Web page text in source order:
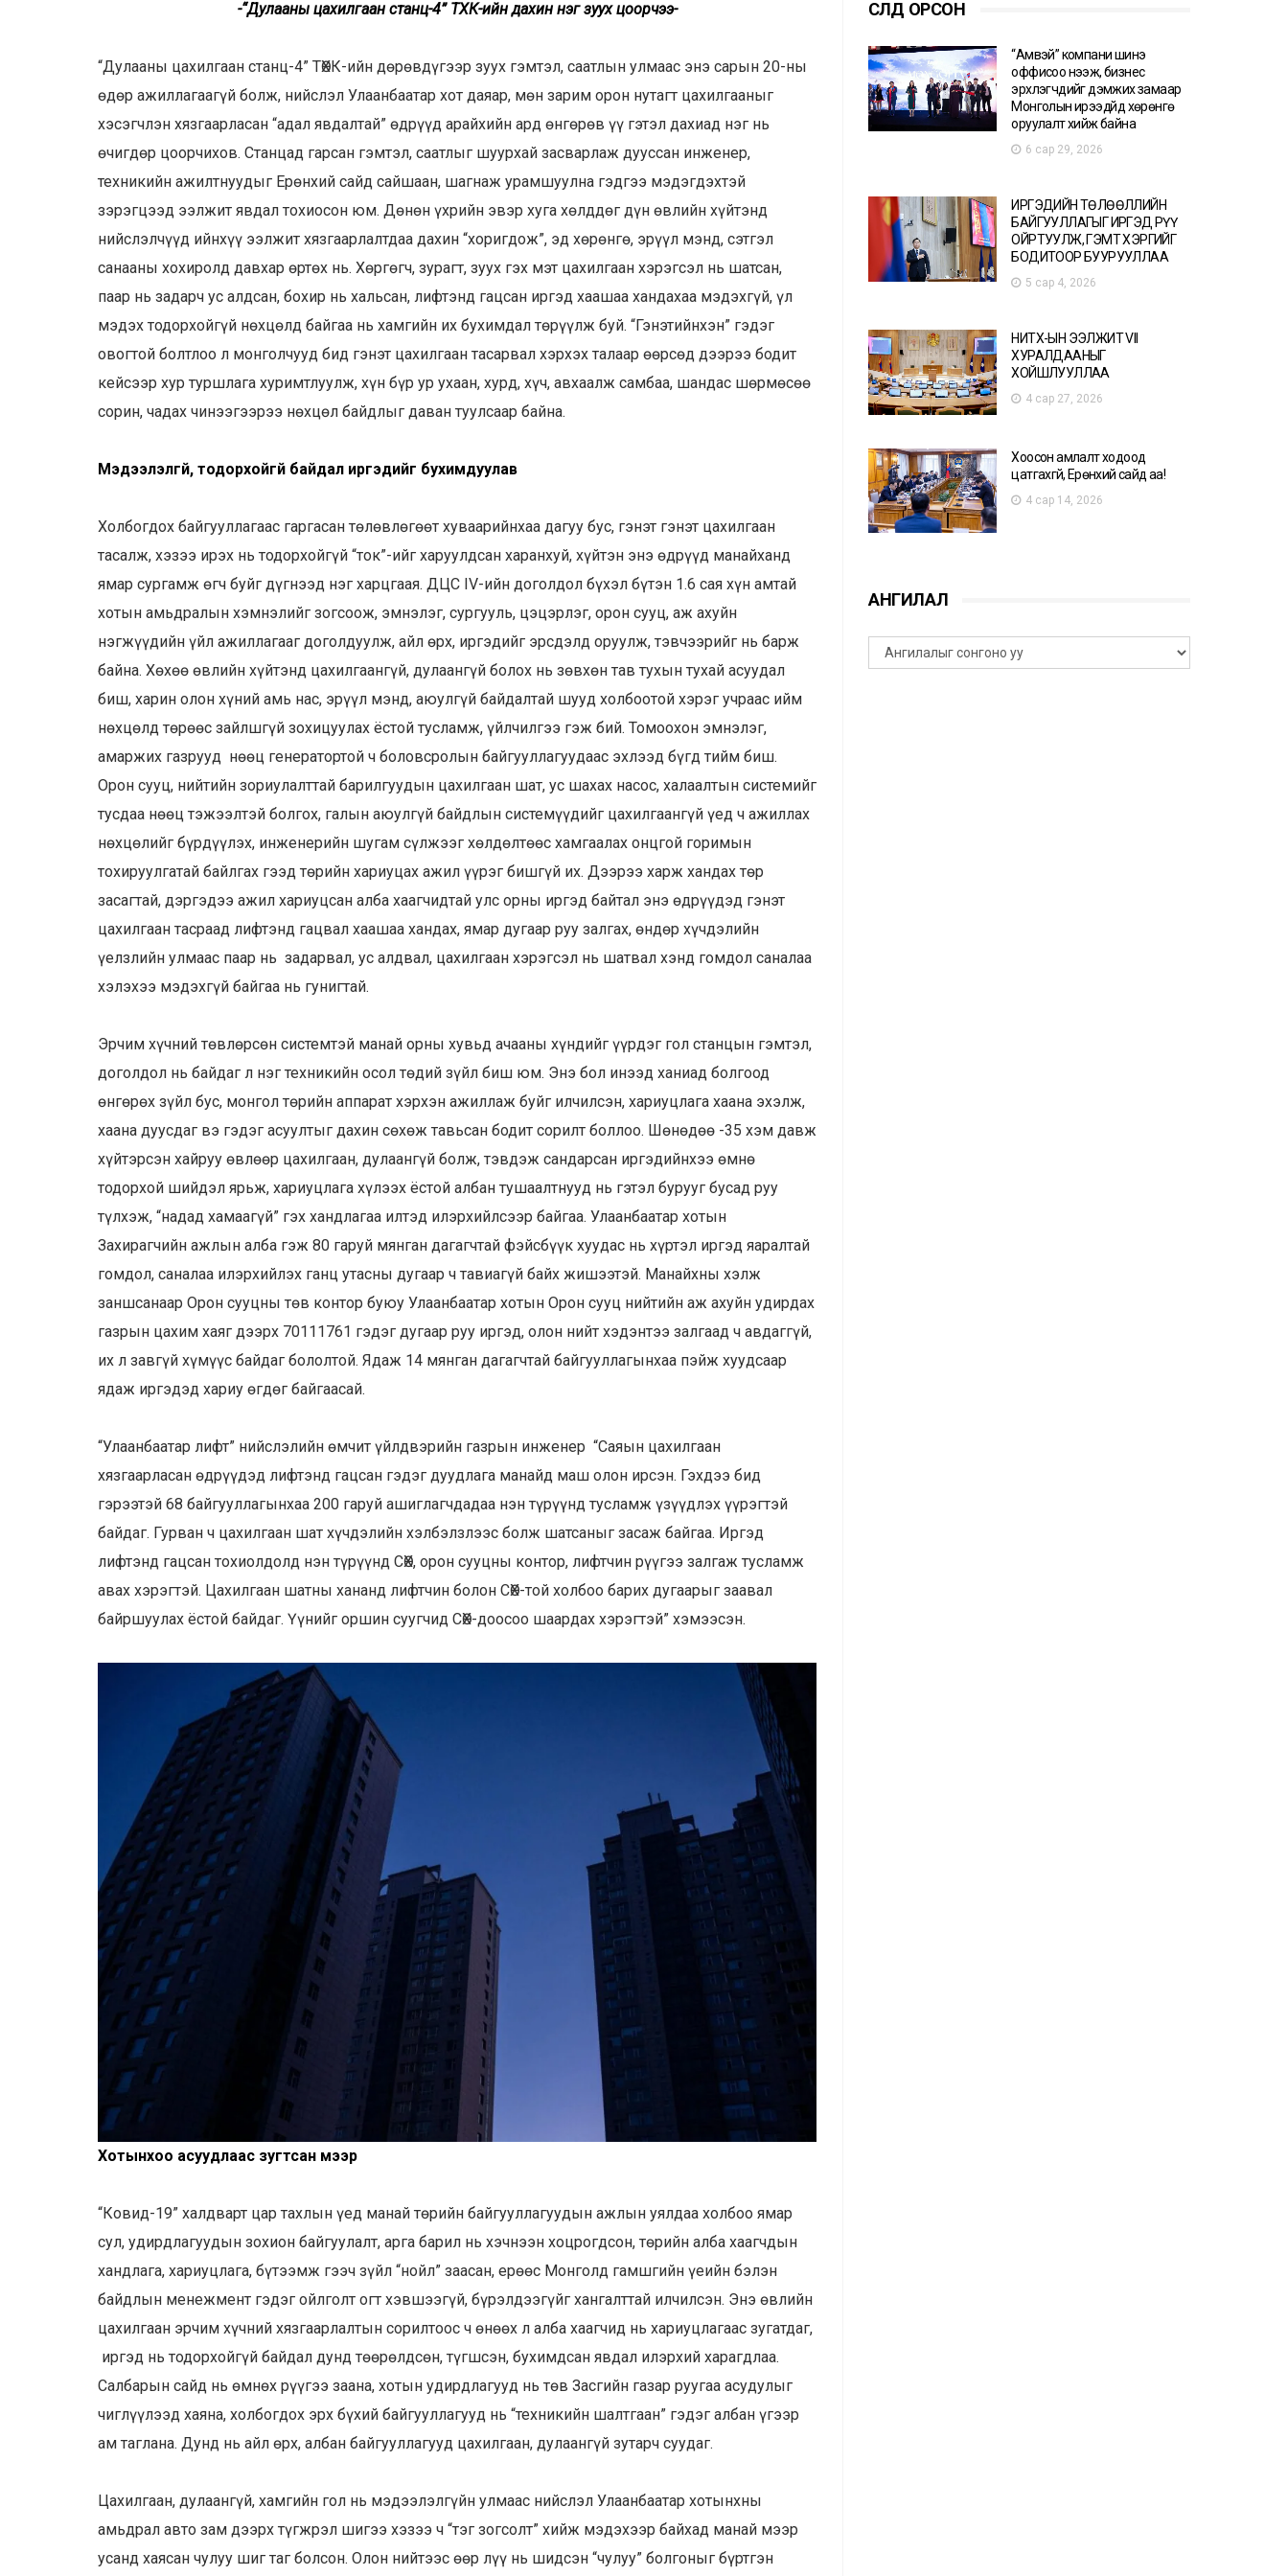
-“Дулааны цахилгаан станц-4” ТӨХК-ийн дахин нэг зуух цоорчээ-
“Дулааны цахилгаан станц-4” ТӨХК-ийн дөрөвдүгээр зуух гэмтэл, саатлын улмаас энэ сарын 20-ны
өдөр ажиллагаагүй болж, нийслэл Улаанбаатар хот даяар, мөн зарим орон нутагт цахилгааныг
хэсэгчлэн хязгаарласан “адал явдалтай” өдрүүд арайхийн ард өнгөрөв үү гэтэл дахиад нэг нь
өчигдөр цоорчихов. Станцад гарсан гэмтэл, саатлыг шуурхай засварлаж дууссан инженер,
техникийн ажилтнуудыг Ерөнхий сайд сайшаан, шагнаж урамшуулна гэдгээ мэдэгдэхтэй
зэрэгцээд ээлжит явдал тохиосон юм. Дөнөн үхрийн эвэр хуга хөлддөг дүн өвлийн хүйтэнд
нийслэлчүүд ийнхүү ээлжит хязгаарлалтдаа дахин “хоригдож”, эд хөрөнгө, эрүүл мэнд, сэтгэл
санааны хохиролд давхар өртөх нь. Хөргөгч, зурагт, зуух гэх мэт цахилгаан хэрэгсэл нь шатсан,
паар нь задарч ус алдсан, бохир нь хальсан, лифтэнд гацсан иргэд хаашаа хандахаа мэдэхгүй, үл
мэдэх тодорхойгүй нөхцөлд байгаа нь хамгийн их бухимдал төрүүлж буй. “Гэнэтийнхэн” гэдэг
овогтой болтлоо л монголчууд бид гэнэт цахилгаан тасарвал хэрхэх талаар өөрсөд дээрээ бодит
кейсээр хур туршлага хуримтлуулж, хүн бүр ур ухаан, хурд, хүч, авхаалж самбаа, шандас шөрмөсөө
сорин, чадах чинээгээрээ нөхцөл байдлыг даван туулсаар байна.
Мэдээлэлгүй, тодорхойгүй байдал иргэдийг бухимдуулав
Холбогдох байгууллагаас гаргасан төлөвлөгөөт хуваарийнхаа дагуу бус, гэнэт гэнэт цахилгаан
тасалж, хэзээ ирэх нь тодорхойгүй “ток”-ийг харуулдсан харанхуй, хүйтэн энэ өдрүүд манайханд
ямар сургамж өгч буйг дүгнээд нэг харцгаая. ДЦС IV-ийн доголдол бүхэл бүтэн 1.6 сая хүн амтай
хотын амьдралын хэмнэлийг зогсоож, эмнэлэг, сургууль, цэцэрлэг, орон сууц, аж ахуйн
нэгжүүдийн үйл ажиллагааг доголдуулж, айл өрх, иргэдийг эрсдэлд оруулж, тэвчээрийг нь барж
байна. Хөхөө өвлийн хүйтэнд цахилгаангүй, дулаангүй болох нь зөвхөн тав тухын тухай асуудал
биш, харин олон хүний амь нас, эрүүл мэнд, аюулгүй байдалтай шууд холбоотой хэрэг учраас ийм
нөхцөлд төрөөс зайлшгүй зохицуулах ёстой тусламж, үйлчилгээ гэж бий. Томоохон эмнэлэг,
амаржих газрууд нөөц генератортой ч боловсролын байгууллагуудаас эхлээд бүгд тийм биш.
Орон сууц, нийтийн зориулалттай барилгуудын цахилгаан шат, ус шахах насос, халаалтын системийг
тусдаа нөөц тэжээлтэй болгох, галын аюулгүй байдлын системүүдийг цахилгаангүй үед ч ажиллах
нөхцөлийг бүрдүүлэх, инженерийн шугам сүлжээг хөлдөлтөөс хамгаалах онцгой горимын
тохируулгатай байлгах гээд төрийн хариуцах ажил үүрэг бишгүй их. Дээрээ харж хандах төр
засагтай, дэргэдээ ажил хариуцсан алба хаагчидтай улс орны иргэд байтал энэ өдрүүдэд гэнэт
цахилгаан тасраад лифтэнд гацвал хаашаа хандах, ямар дугаар руу залгах, өндөр хүчдэлийн
үелзлийн улмаас паар нь задарвал, ус алдвал, цахилгаан хэрэгсэл нь шатвал хэнд гомдол саналаа
хэлэхээ мэдэхгүй байгаа нь гунигтай.
Эрчим хүчний төвлөрсөн системтэй манай орны хувьд ачааны хүндийг үүрдэг гол станцын гэмтэл,
доголдол нь байдаг л нэг техникийн осол төдий зүйл биш юм. Энэ бол инээд ханиад болгоод
өнгөрөх зүйл бус, монгол төрийн аппарат хэрхэн ажиллаж буйг илчилсэн, хариуцлага хаана эхэлж,
хаана дуусдаг вэ гэдэг асуултыг дахин сөхөж тавьсан бодит сорилт боллоо. Шөнөдөө -35 хэм давж
хүйтэрсэн хайруу өвлөөр цахилгаан, дулаангүй болж, тэвдэж сандарсан иргэдийнхээ өмнө
тодорхой шийдэл ярьж, хариуцлага хүлээх ёстой албан тушаалтнууд нь гэтэл бурууг бусад руу
түлхэж, “надад хамаагүй” гэх хандлагаа илтэд илэрхийлсээр байгаа. Улаанбаатар хотын
Захирагчийн ажлын алба гэж 80 гаруй мянган дагагчтай фэйсбүүк хуудас нь хүртэл иргэд яаралтай
гомдол, саналаа илэрхийлэх ганц утасны дугаар ч тавиагүй байх жишээтэй. Манайхны хэлж
заншсанаар Орон сууцны төв контор буюу Улаанбаатар хотын Орон сууц нийтийн аж ахуйн удирдах
газрын цахим хаяг дээрх 70111761 гэдэг дугаар руу иргэд, олон нийт хэдэнтээ залгаад ч авдаггүй,
их л завгүй хүмүүс байдаг бололтой. Ядаж 14 мянган дагагчтай байгууллагынхаа пэйж хуудсаар
ядаж иргэдэд хариу өгдөг байгаасай.
“Улаанбаатар лифт” нийслэлийн өмчит үйлдвэрийн газрын инженер “Саяын цахилгаан
хязгаарласан өдрүүдэд лифтэнд гацсан гэдэг дуудлага манайд маш олон ирсэн. Гэхдээ бид
гэрээтэй 68 байгууллагынхаа 200 гаруй ашиглагчдадаа нэн түрүүнд тусламж үзүүдлэх үүрэгтэй
байдаг. Гурван ч цахилгаан шат хүчдэлийн хэлбэлзлээс болж шатсаныг засаж байгаа. Иргэд
лифтэнд гацсан тохиолдолд нэн түрүүнд СӨХ, орон сууцны контор, лифтчин рүүгээ залгаж тусламж
авах хэрэгтэй. Цахилгаан шатны хананд лифтчин болон СӨХ-той холбоо барих дугаарыг заавал
байршуулах ёстой байдаг. Үүнийг оршин суугчид СӨХ-доосоо шаардах хэрэгтэй” хэмээсэн.
Хотынхоо асуудлаас зугтсан мээр
“Ковид-19” халдварт цар тахлын үед манай төрийн байгууллагуудын ажлын уялдаа холбоо ямар
сул, удирдлагуудын зохион байгуулалт, арга барил нь хэчнээн хоцрогдсон, төрийн алба хаагчдын
хандлага, хариуцлага, бүтээмж гээч зүйл “нойл” заасан, ерөөс Монголд гамшгийн үеийн бэлэн
байдлын менежмент гэдэг ойлголт огт хэвшээгүй, бүрэлдээгүйг хангалттай илчилсэн. Энэ өвлийн
цахилгаан эрчим хүчний хязгаарлалтын сорилтоос ч өнөөх л алба хаагчид нь хариуцлагаас зугатдаг,
иргэд нь тодорхойгүй байдал дунд төөрөлдсөн, түгшсэн, бухимдсан явдал илэрхий харагдлаа.
Салбарын сайд нь өмнөх рүүгээ заана, хотын удирдлагууд нь төв Засгийн газар руугаа асудулыг
чиглүүлээд хаяна, холбогдох эрх бүхий байгууллагууд нь “техникийн шалтгаан” гэдэг албан үгээр
ам таглана. Дунд нь айл өрх, албан байгууллагууд цахилгаан, дулаангүй зутарч суудаг.
Цахилгаан, дулаангүй, хамгийн гол нь мэдээлэлгүйн улмаас нийслэл Улаанбаатар хотынхны
амьдрал авто зам дээрх түгжрэл шигээ хэзээ ч “тэг зогсолт” хийж мэдэхээр байхад манай мээр
усанд хаясан чулуу шиг таг болсон. Олон нийтээс өөр лүү нь шидсэн “чулуу” болгоныг бүртгэн
СҮҮЛД ОРСОН
“Амвэй” компани шинэ
оффисоо нээж, бизнес
эрхлэгчдийг дэмжих замаар
Монголын ирээдүйд хөрөнгө
оруулалт хийж байна
6 сар 29, 2026
ИРГЭДИЙН ТӨЛӨӨЛЛИЙН
БАЙГУУЛЛАГЫГ ИРГЭД РҮҮ
ОЙРТУУЛЖ, ГЭМТ ХЭРГИЙГ
БОДИТООР БУУРУУЛЛАА
5 сар 4, 2026
НИТХ-ЫН ЭЭЛЖИТ VII
ХУРАЛДААНЫГ
ХОЙШЛУУЛЛАА
4 сар 27, 2026
Хоосон амлалт ходоод
цатгахгүй, Ерөнхий сайд аа!
4 сар 14, 2026
АНГИЛАЛ